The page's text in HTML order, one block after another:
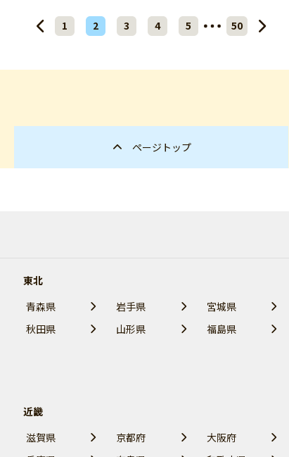
1 2 3 4 5 50
ページトップ
東北
青森県
岩手県
宮城県
秋田県
山形県 福島県
近畿
滋賀県
京都府
大阪府